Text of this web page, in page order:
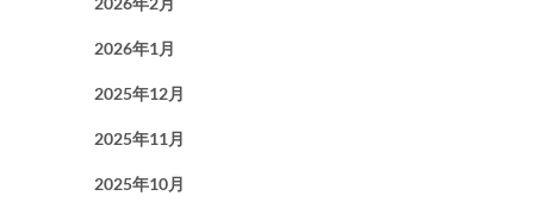
2026年1月
2025年12月
2025年11月
2025年10月